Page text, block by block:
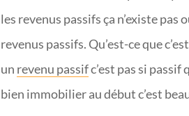
les revenus passifs ça n’existe
revenus passifs. Qu’est-ce que
un revenu passifc’est pas si
bien immobilier au début c’est